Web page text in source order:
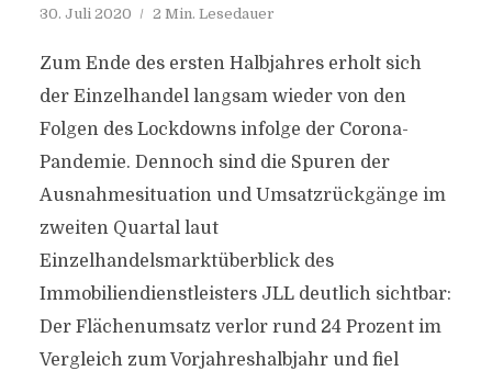
30. Juli 2020 2 Min. Lesedauer
Zum Ende des ersten Halbjahres erholt sich
der Einzelhandel langsam wieder von den
Folgen des Lockdowns infolge der Corona-
Pandemie. Dennoch sind die Spuren der
Ausnahmesituation und Umsatzrückgänge im
zweiten Quartal laut
Einzelhandelsmarktüberblick des
Immobiliendienstleisters JLL deutlich sichtbar:
Der Flächenumsatz verlor rund 24 Prozent im
Vergleich zum Vorjahreshalbjahr und fiel